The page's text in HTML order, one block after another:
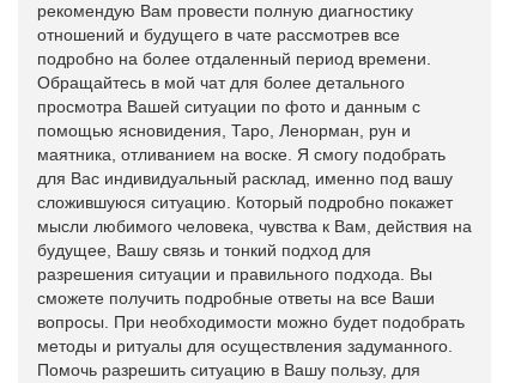
рекомендую Вам провести полную диагностику
отношений и будущего в чате рассмотрев все
подробно на более отдаленный период времени.
Обращайтесь в мой чат для более детального
просмотра Вашей ситуации по фото и данным с
помощью ясновидения, Таро, Ленорман, рун и
маятника, отливанием на воске. Я смогу подобрать
для Вас индивидуальный расклад, именно под вашу
сложившуюся ситуацию. Который подробно покажет
мысли любимого человека, чувства к Вам, действия на
будущее, Вашу связь и тонкий подход для
разрешения ситуации и правильного подхода. Вы
сможете получить подробные ответы на все Ваши
вопросы. При необходимости можно будет подобрать
методы и ритуалы для осуществления задуманного.
Помочь разрешить ситуацию в Вашу пользу, для